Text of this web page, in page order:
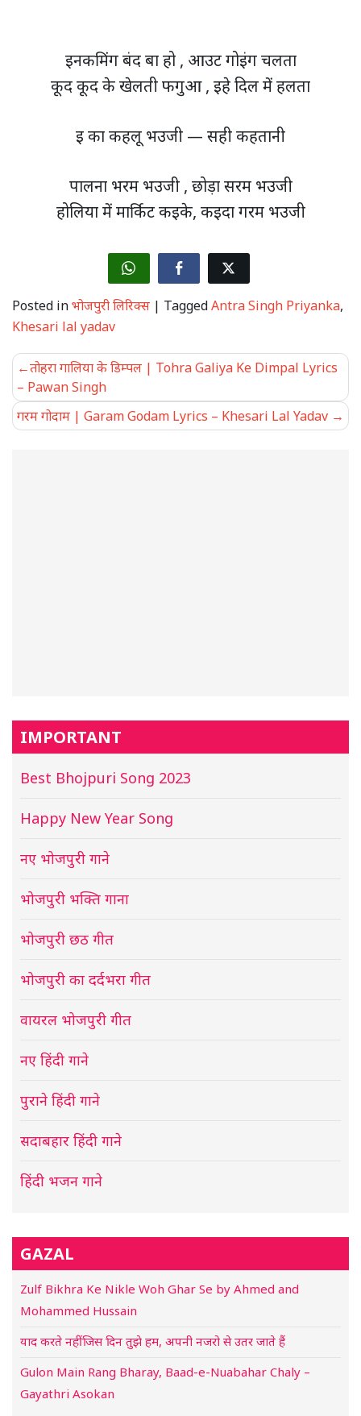
इनकमिंग बंद बा हो , आउट गोइंग चलता
कूद कूद के खेलती फगुआ , इहे दिल में हलता
इ का कहलू भउजी — सही कहतानी
पालना भरम भउजी , छोड़ा सरम भउजी
होलिया में मार्किट कइके, कइदा गरम भउजी
Posted inभोजपुरी लिरिक्स | TaggedAntra Singh Priyanka,
Khesari lal yadav
Post
navigation
तोहरा गालिया के डिम्पल | Tohra Galiya Ke Dimpal Lyrics
– Pawan Singh
गरम गोदाम | Garam Godam Lyrics – Khesari Lal Yadav
IMPORTANT
Best Bhojpuri Song 2023
Happy New Year Song
नए भोजपुरी गाने
भोजपुरी भक्ति गाना
भोजपुरी छठ गीत
भोजपुरी का दर्दभरा गीत
वायरल भोजपुरी गीत
नए हिंदी गाने
पुराने हिंदी गाने
सदाबहार हिंदी गाने
हिंदी भजन गाने
GAZAL
Zulf Bikhra Ke Nikle Woh Ghar Se by Ahmed and
Mohammed Hussain
याद करते नहीं जिस दिन तुझे हम, अपनी नजरो से उतर जाते हैं
Gulon Main Rang Bharay, Baad-e-Nuabahar Chaly –
Gayathri Asokan